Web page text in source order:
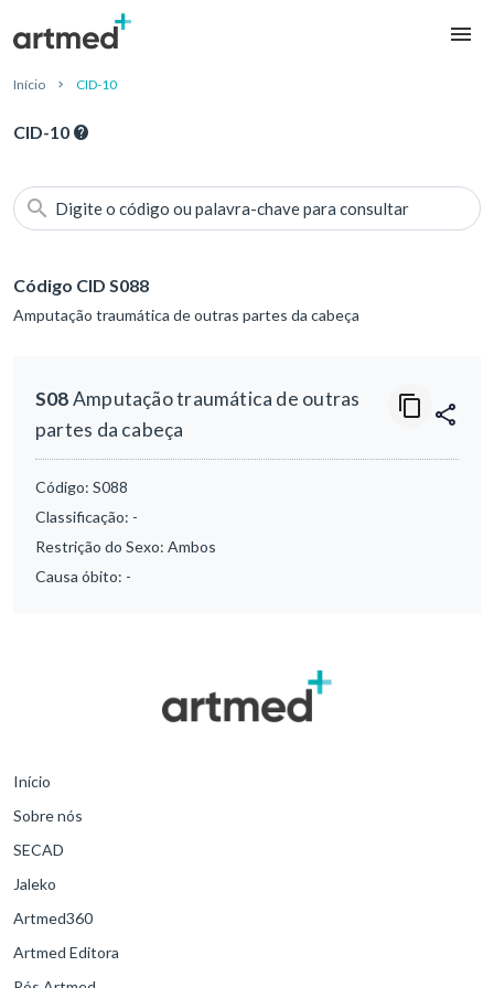
Início CID-10
CID-10
Digite o código ou palavra-chave para consultar
Código CID S088
Amputação traumática de outras partes da cabeça
S08Amputação traumática de outras
partes da cabeça
Código: S088
Classificação: -
Restrição do Sexo: Ambos
Causa óbito: -
Início
Sobre nós
SECAD
Jaleko
Artmed360
Artmed Editora